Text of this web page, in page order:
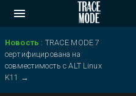
Новость : TRACE MODE 7
сертифицирована на
совместимость с ALT Linux
K11 →